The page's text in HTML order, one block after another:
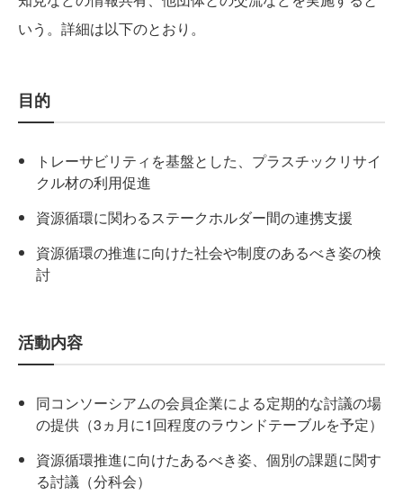
いう。詳細は以下のとおり。
目的
トレーサビリティを基盤とした、プラスチックリサイ
クル材の利用促進
資源循環に関わるステークホルダー間の連携支援
資源循環の推進に向けた社会や制度のあるべき姿の検
討
活動内容
同コンソーシアムの会員企業による定期的な討議の場
の提供（3ヵ月に1回程度のラウンドテーブルを予定）
資源循環推進に向けたあるべき姿、個別の課題に関す
る討議（分科会）